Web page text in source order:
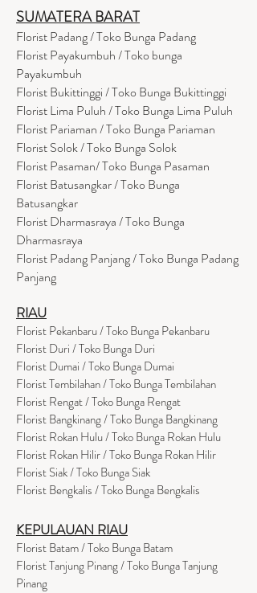
SUMATERA BARAT
Florist Padang / Toko Bunga Padang
Florist Payakumbuh / Toko bunga
Payakumbuh
Florist Bukittinggi / Toko Bunga Bukittinggi
Florist Lima Puluh / Toko Bunga Lima Puluh
Florist Pariaman / Toko Bunga Pariaman
Florist Solok / Toko Bunga Solok
Florist Pasaman/ Toko Bunga Pasaman
Florist Batusangkar / Toko Bunga
Batusangkar
Florist Dharmasraya / Toko Bunga
Dharmasraya
Florist Padang Panjang / Toko Bunga Padang
Panjang
RIAU
Florist Pekanbaru / Toko Bunga Pekanbaru
Florist Duri / Toko Bunga Duri
Florist Dumai / Toko Bunga Dumai
Florist Tembilahan / Toko Bunga Tembilahan
Florist Rengat / Toko Bunga Rengat
Florist Bangkinang / Toko Bunga Bangkinang
Florist Rokan Hulu / Toko Bunga Rokan Hulu
Florist Rokan Hilir / Toko Bunga Rokan Hilir
Florist Siak / Toko Bunga Siak
Florist Bengkalis / Toko Bunga Bengkalis
KEPULAUAN RIAU
Florist Batam / Toko Bunga Batam
Florist Tanjung Pinang / Toko Bunga Tanjung
Pinang